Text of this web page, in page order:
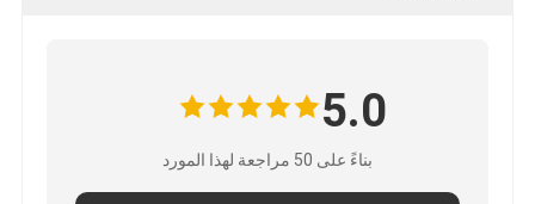
5.0
بناءً على 50 مراجعة لهذا المورد